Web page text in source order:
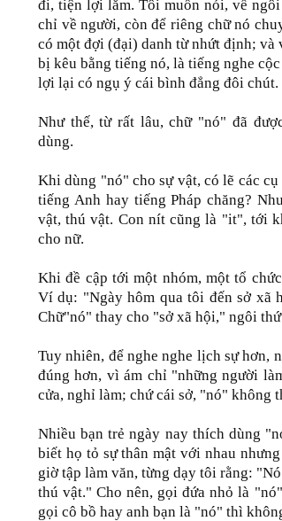
đi, tiện lợi lắm. Tôi muốn nói, về
chỉ về người, còn để riêng chữ nó
có một đợi (đại) danh từ nhứt định;
bị kêu bằng tiếng nó, là tiếng nghe
lợi lại có ngụ ý cái bình đẳng đôi
Như thế, từ rất lâu, chữ "nó" đã
dùng.
Khi dùng "nó" cho sự vật, có lẽ các
tiếng Anh hay tiếng Pháp chăng?
vật, thú vật. Con nít cũng là "it", tới
cho nữ.
Khi đề cập tới một nhóm, một tổ
Ví dụ: "Ngày hôm qua tôi đến sở xã
Chữ"nó" thay cho "sở xã hội," ngôi
Tuy nhiên, để nghe nghe lịch sự hơn,
đúng hơn, vì ám chỉ "những người
cửa, nghỉ làm; chứ cái sở, "nó" không
Nhiều bạn trẻ ngày nay thích dùng
biết họ tỏ sự thân mật với nhau
giờ tập làm văn, từng dạy tôi rằng:
thú vật." Cho nên, gọi đứa nhỏ là
gọi cô bồ hay anh bạn là "nó" thì